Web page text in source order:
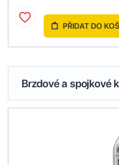
PŘIDAT DO
Brzdové a spojkové